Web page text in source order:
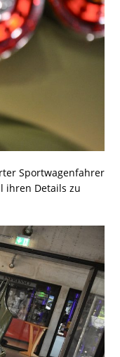
Sportwagenfahrer
ihren Details zu